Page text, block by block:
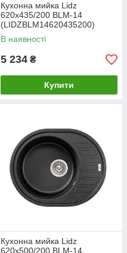
Кухонна мийка Lidz
620x435/200 BLM-14
(LIDZBLM14620435200)
В наявності
5 234 ₴
Купити
Кухонна мийка Lidz
620x500/200 BLM-14